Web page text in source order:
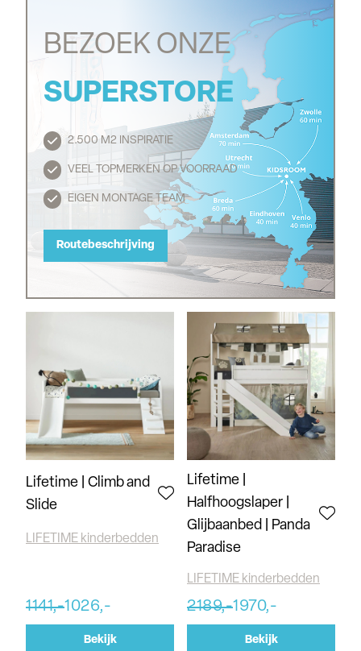
BEZOEK ONZE
SUPERSTORE
2.500 M2 INSPIRATIE
VEEL TOPMERKEN OP VOORRAAD
EIGEN MONTAGE TEAM
Routebeschrijving
Routebeschrijving
Lifetime | Climb and
Slide
LIFETIME kinderbedden
1141,-1026,-
Bekijk
Lifetime |
Halfhoogslaper |
Glijbaanbed | Panda
Paradise
LIFETIME kinderbedden
2189,-1970,-
Bekijk